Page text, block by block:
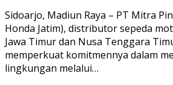
Sidoarjo, Madiun Raya – PT Mitra
Honda Jatim), distributor sepeda
Jawa Timur dan Nusa Tenggara
memperkuat komitmennya dalam
lingkungan melalui…